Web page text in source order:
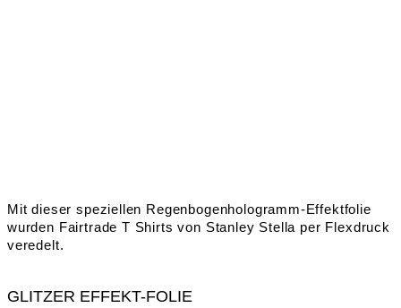
Mit dieser speziellen Regenbogenhologramm-Effektfolie
wurden Fairtrade T Shirts von Stanley Stella per Flexdruck
veredelt.
GLITZER EFFEKT-FOLIE